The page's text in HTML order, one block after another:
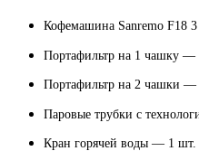
Кофемашина Sanremo F18
Портафильтр на 1 чашку —
Портафильтр на 2 чашки —
Паровые трубки с
Кран горячей воды — 1 шт.